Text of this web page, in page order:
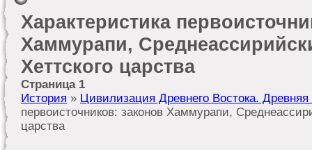
Характеристика
Хаммурапи,
Хеттского царства
Страница 1
История » Цивилизация Древнего Востока.
первоисточников: законов Хаммурапи,
царства